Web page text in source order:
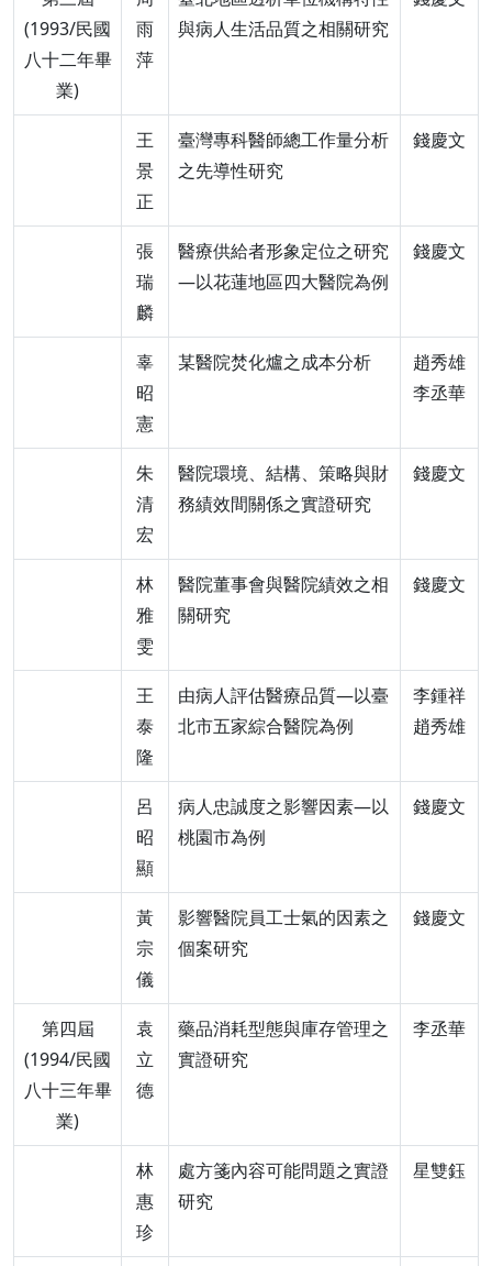
(1993/民國
八十二年畢
業)
雨
萍
與病人生活品質之相關研究
王
景
正
臺灣專科醫師總工作量分析
之先導性研究
錢慶文
張
瑞
麟
醫療供給者形象定位之研究
—以花蓮地區四大醫院為例
錢慶文
辜
昭
憲
某醫院焚化爐之成本分析
趙秀雄
李丞華
朱
清
宏
醫院環境、結構、策略與財
務績效間關係之實證研究
錢慶文
林
雅
雯
醫院董事會與醫院績效之相
關研究
錢慶文
王
泰
隆
由病人評估醫療品質—以臺
北市五家綜合醫院為例
李鍾祥
趙秀雄
呂
昭
顯
病人忠誠度之影響因素—以
桃園市為例
錢慶文
黃
宗
儀
影響醫院員工士氣的因素之
個案研究
錢慶文
第四屆
(1994/民國
八十三年畢
業)
袁
立
德
藥品消耗型態與庫存管理之
實證研究
李丞華
林
惠
珍
處方箋內容可能問題之實證
研究
星雙鈺